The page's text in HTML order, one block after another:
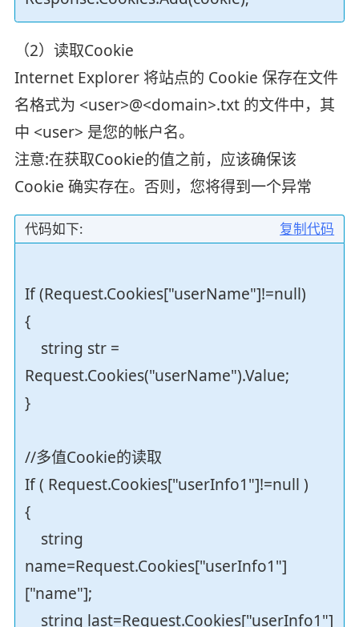
（2）读取Cookie
Internet Explorer 将站点的 Cookie 保存在文件
名格式为 <user>@<domain>.txt 的文件中，其
中 <user> 是您的帐户名。
注意:在获取Cookie的值之前，应该确保该
Cookie 确实存在。否则，您将得到一个异常
复制代码
代码如下:
If (Request.Cookies["userName"]!=null)
{
string str =
Request.Cookies("userName").Value;
}
//多值Cookie的读取
If ( Request.Cookies["userInfo1"]!=null )
{
string
name=Request.Cookies["userInfo1"]
["name"];
string last=Request.Cookies["userInfo1"]